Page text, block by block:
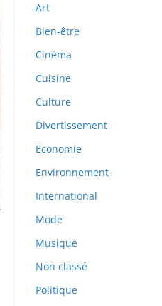
Art
Bien-être
Cinéma
Cuisine
Culture
Divertissement
Economie
Environnement
International
Mode
Musique
Non classé
Politique